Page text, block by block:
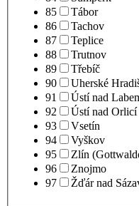
85
Tábor
86
Tachov
87
Teplice
88
Trutnov
89
Třebíč
90
Uherské
91
Ústí nad
92
Ústí nad Orlicí
93
Vsetín
94
Vyškov
95
Zlín
96
Znojmo
97
Žďár nad